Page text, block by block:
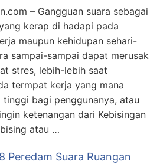
– Gangguan suara sebagai
kerap di hadapi pada
maupun kehidupan sehari-
sampai-sampai dapat merusak
stres, lebih-lebih saat
termpat kerja yang mana
bagi penggunanya, atau
ketenangan dari Kebisingan
atau …
Peredam Suara Ruangan